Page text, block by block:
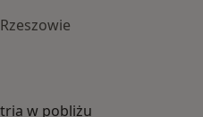
w pobliżu